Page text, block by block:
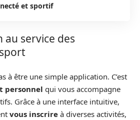
et sportif
au service des
à être une simple application. C’est
personnel qui vous accompagne
Grâce à une interface intuitive,
vous inscrire à diverses activités,